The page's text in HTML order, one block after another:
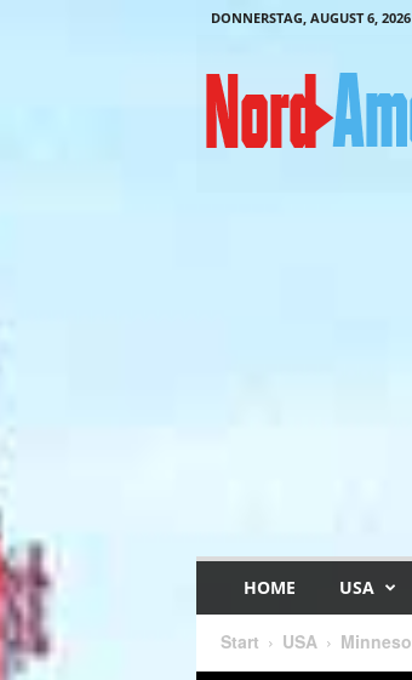
DONNERSTAG, AUGUST 6, 2026
HOME USA
Start USA